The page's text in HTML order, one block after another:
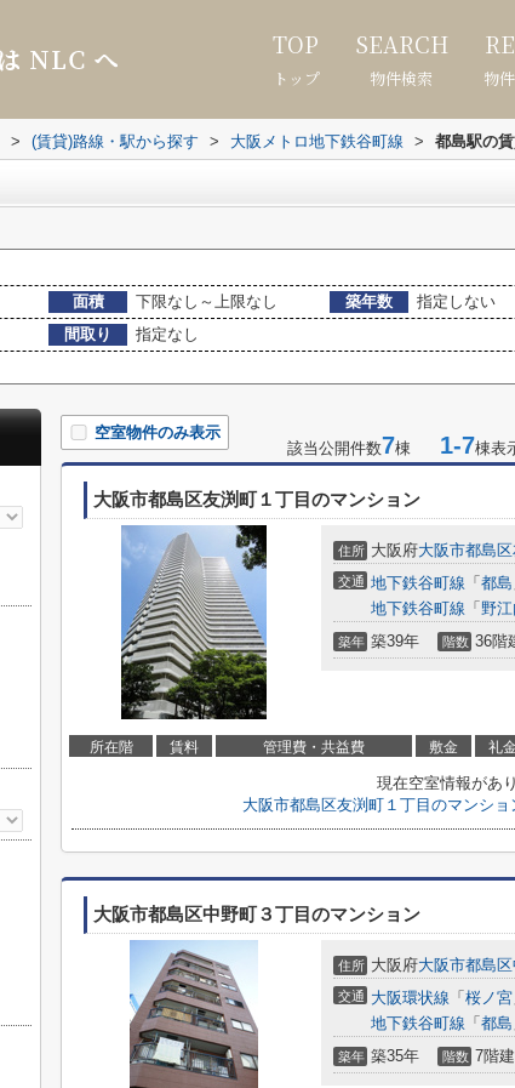
TOP
トップ
SEARCH
物件検索 物
> (賃貸)路線・駅から探す > 大阪メトロ地下鉄谷町線 > 都島駅の
面積 下限なし～上限なし 築年数
指定しない
間取り
指定なし
空室物件のみ表示
該当公開件数7棟 1-7棟表
大阪市都島区友渕町１丁目のマンション
住所 大阪府大阪市都島区
交通 地下鉄谷町線 「 都島
地下鉄谷町線 「 野
築年 築39年 階数 36階
所在階 賃料 管理費・共益費 敷金 礼金
現在空室情報があ
大阪市都島区友渕町１丁目のマンシ
大阪市都島区中野町３丁目のマンション
住所 大阪府大阪市都島区
交通 大阪環状線 「 桜ノ宮
地下鉄谷町線 「 都島
築年 築35年 階数 7階建